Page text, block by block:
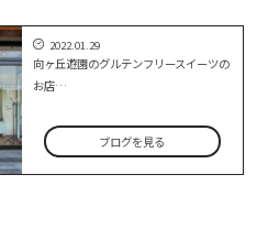
2022.01.29
向ヶ丘遊園のグルテンフリースイーツの
お店…
ブログを見る